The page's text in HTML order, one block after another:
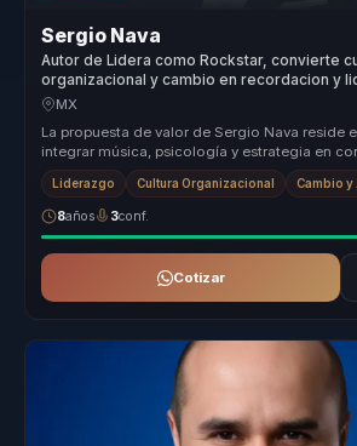
Sergio Nava
Autor de Lidera como Rockstar, convierte
organizacional y cambio en recordacion y
memorable para empresas.
MX
La propuesta de valor de Sergio Nava reside
integrar música, psicología y estrategia en
solo inf...
Liderazgo Cultura Organizacional Cambio y
8años 3conf.
Cotizar